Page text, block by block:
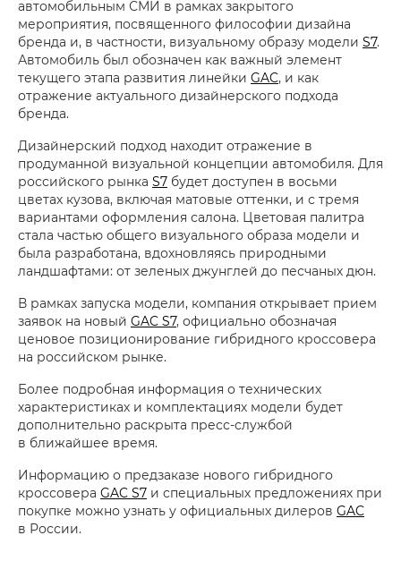
автомобильным СМИ в рамках закрытого
мероприятия, посвященного философии дизайна
бренда и, в частности, визуальному образу модели S7.
Автомобиль был обозначен как важный элемент
текущего этапа развития линейки GAC, и как
отражение актуального дизайнерского подхода
бренда.
Дизайнерский подход находит отражение в
продуманной визуальной концепции автомобиля. Для
российского рынка S7 будет доступен в восьми
цветах кузова, включая матовые оттенки, и с тремя
вариантами оформления салона. Цветовая палитра
стала частью общего визуального образа модели и
была разработана, вдохновляясь природными
ландшафтами: от зеленых джунглей до песчаных дюн.
В рамках запуска модели, компания открывает прием
заявок на новый GAC S7, официально обозначая
ценовое позиционирование гибридного кроссовера
на российском рынке.
Более подробная информация о технических
характеристиках и комплектациях модели будет
дополнительно раскрыта пресс-службой
в ближайшее время.
Информацию о предзаказе нового гибридного
кроссовера GAC S7 и специальных предложениях при
покупке можно узнать у официальных дилеров GAC
в России.